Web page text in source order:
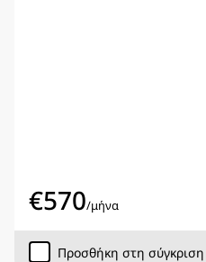
€570/μήνα
Προσθήκη στη σύγκριση